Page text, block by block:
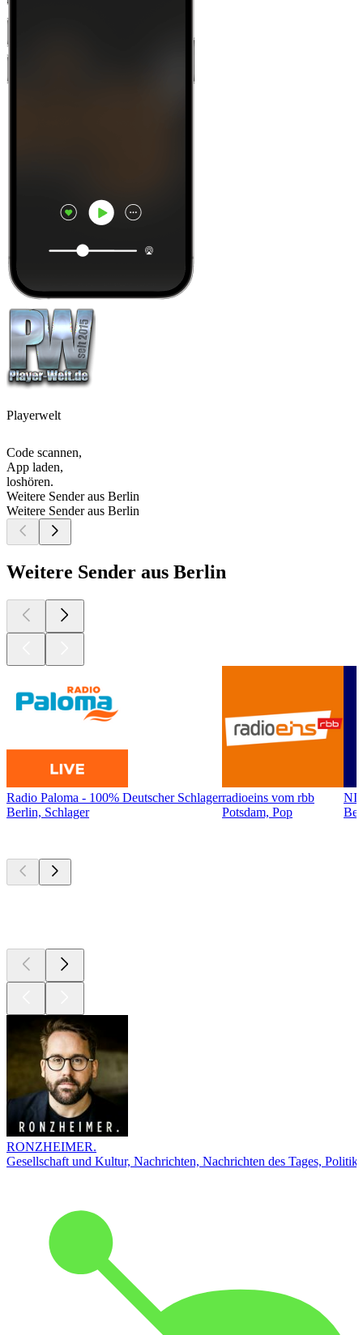
Playerwelt
Code scannen,
App laden,
loshören.
Weitere Sender aus Berlin
Weitere Sender aus Berlin
Weitere Sender aus Berlin
Radio Paloma - 100% Deutscher Schlager
Berlin, Schlager
radioeins vom rbb
Potsdam, Pop
RONZHEIMER.
Gesellschaft und Kultur, Nachrichten, Nachrichten des Tages, Politik